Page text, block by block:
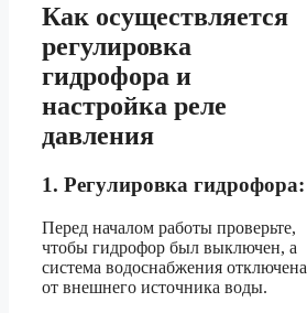
Как осуществляется
регулировка
гидрофора и
настройка реле
давления
1. Регулировка гидрофора:
Перед началом работы проверьте,
чтобы гидрофор был выключен, а
система водоснабжения отключена
от внешнего источника воды.